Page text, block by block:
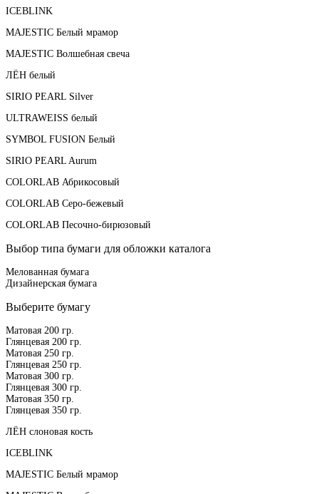
ICEBLINK
MAJESTIC Белый мрамор
MAJESTIC Волшебная свеча
ЛЁН белый
SIRIO PEARL Silver
ULTRAWEISS белый
SYMBOL FUSION Белый
SIRIO PEARL Aurum
COLORLAB Абрикосовый
COLORLAB Серо-бежевый
COLORLAB Песочно-бирюзовый
Выбор типа бумаги для обложки каталога
Мелованная бумага
Дизайнерская бумага
Выберите бумагу
Матовая 200 гр.
Глянцевая 200 гр.
Матовая 250 гр.
Глянцевая 250 гр.
Матовая 300 гр.
Глянцевая 300 гр.
Матовая 350 гр.
Глянцевая 350 гр.
ЛЁН слоновая кость
ICEBLINK
MAJESTIC Белый мрамор